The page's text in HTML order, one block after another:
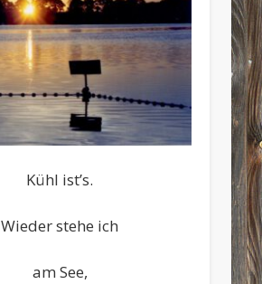
Kühl ist’s.
Wieder stehe ich
am See,